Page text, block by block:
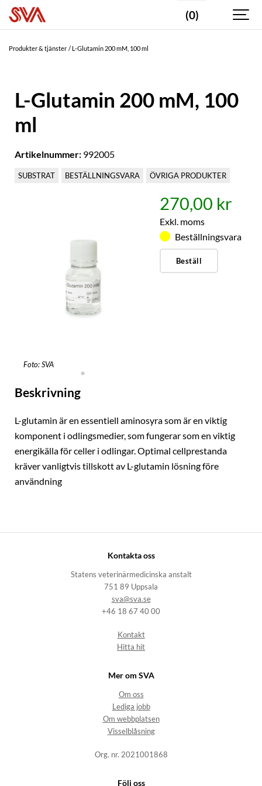
(0)
Produkter & tjänster L-Glutamin 200 mM, 100 ml
L-Glutamin 200 mM, 100
ml
Artikelnummer: 992005
SUBSTRAT BESTÄLLNINGSVARA ÖVRIGA PRODUKTER
Foto: SVA
270,00 kr
Exkl. moms
Beställningsvara
Beställ
Beskrivning
L-glutamin är en essentiell aminosyra som är en viktig
komponent i odlingsmedier, som fungerar som en viktig
energikälla för celler i odlingar. Optimal cellprestanda
kräver vanligtvis tillskott av L-glutamin lösning före
användning
Kontakta oss
Statens veterinärmedicinska anstalt
751 89 Uppsala
sva@sva.se
+46 18 67 40 00
Kontakt
Hitta hit
Mer om SVA
Om oss
Lediga jobb
Om webbplatsen
Visselblåsning
Org. nr. 2021001868
Följ oss